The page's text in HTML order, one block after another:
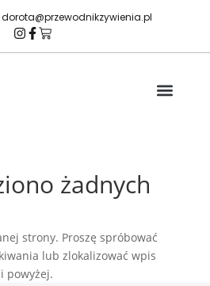
dorota@przewodnikzywienia.pl
żadnych
strony. Proszę spróbować
lub zlokalizować wpis
powyżej.